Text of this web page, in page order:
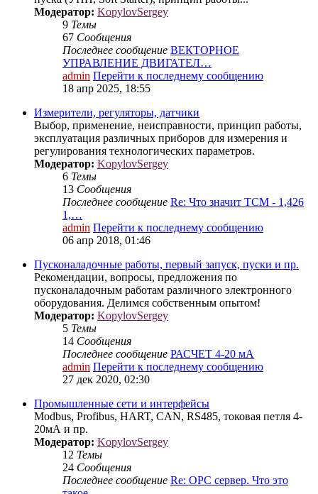
Модератор: KopylovSergey
9 Темы
67 Сообщения
Последнее сообщение ВЕКТОРНОЕ
УПРАВЛЕНИЕ ДВИГАТЕЛ…
admin Перейти к последнему сообщению
18 апр 2025, 18:55
Измерители, регуляторы, датчики
Выбор, применение, неисправности, принцип работы,
эксплуатация различных приборов для измерения и
регулирования технологических параметров.
Модератор: KopylovSergey
6 Темы
13 Сообщения
Последнее сообщение Re: Что значит ТСМ - 1,426
1,…
admin Перейти к последнему сообщению
06 апр 2018, 01:46
Пусконаладочные работы, первый запуск, пуски и пр.
Рекомендации, вопросы, предложения по
пусконаладочным работам различного электронного
оборудования. Делимся собственным опытом!
Модератор: KopylovSergey
5 Темы
14 Сообщения
Последнее сообщение РАСЧЕТ 4-20 мА
admin Перейти к последнему сообщению
27 дек 2020, 02:30
Промышленные сети и интерфейсы
Modbus, Profibus, HART, CAN, RS485, токовая петля 4-
20мА и пр.
Модератор: KopylovSergey
12 Темы
24 Сообщения
Последнее сообщение Re: OPC сервер. Что это